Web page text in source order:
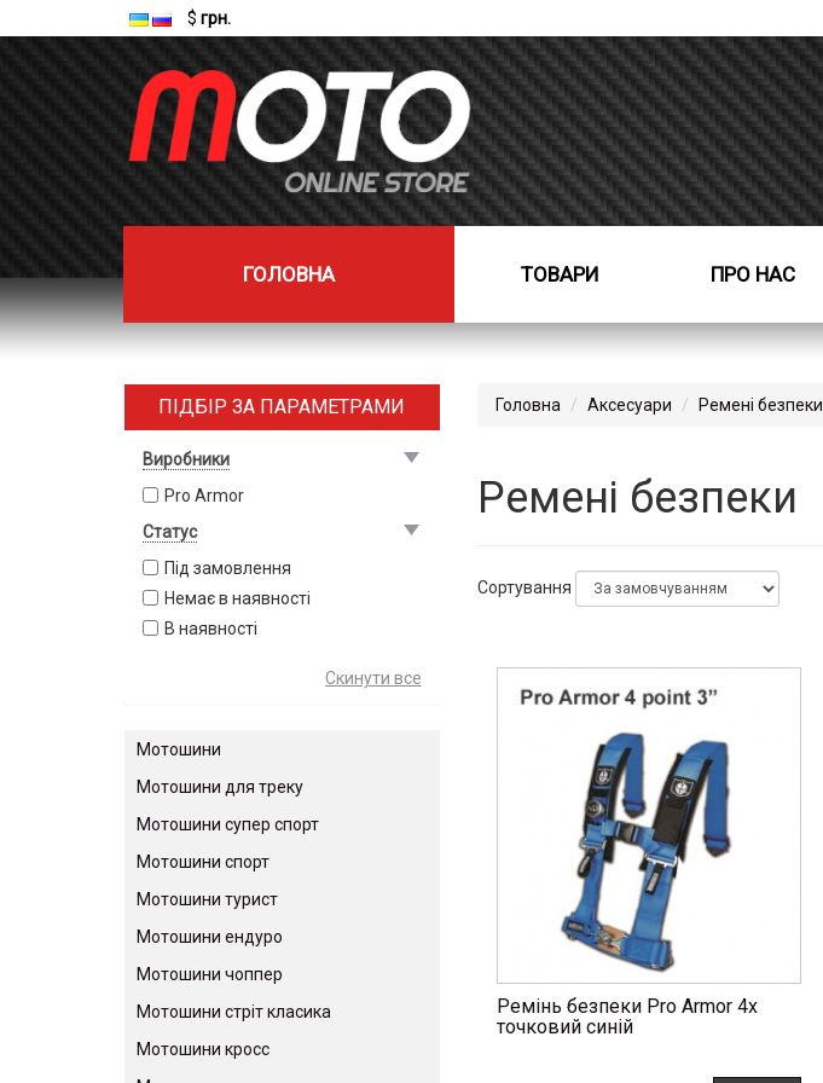
$ грн.
ГОЛОВНА ТОВАРИ ПРО НАС
ПІДБІР ЗА ПАРАМЕТРАМИ
Виробники
Pro Armor
Статус
Під замовлення
Немає в наявності
В наявності
Мотошини
Мотошини для треку
Мотошини супер спорт
Мотошини спорт
Мотошини турист
Мотошини ендуро
Мотошини чоппер
Мотошини стріт класика
Мотошини кросс
Головна Аксесуари Ремені безпеки
Ремені безпеки
Сортування
Ремінь безпеки Pro Armor 4х
точковий синій